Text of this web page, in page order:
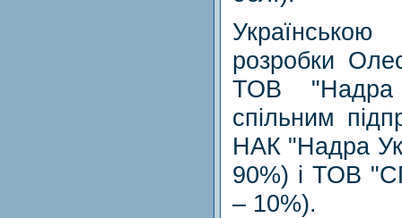
розробки
ТОВ
спільним
НАК "Надра
90%) і ТОВ
– 10%).